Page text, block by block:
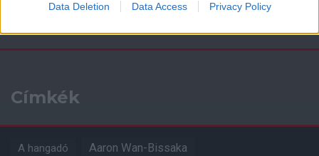
Data Deletion Data Access Privacy Policy
Címkék
A hangadó Aaron Wan-Bissaka